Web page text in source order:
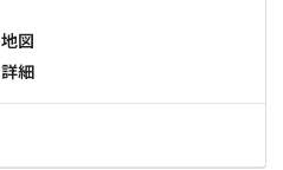
地図
詳細